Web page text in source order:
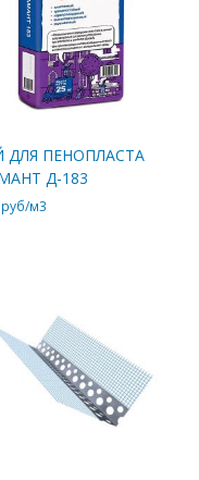
ДЛЯ ПЕНОПЛАСТА
Д-183
руб/м3